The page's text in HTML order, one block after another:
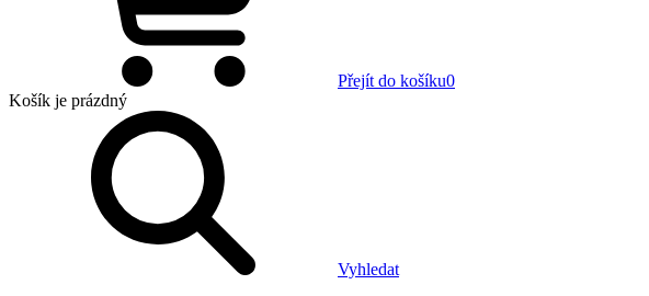
Přejít do košíku0
Košík je prázdný
Vyhledat